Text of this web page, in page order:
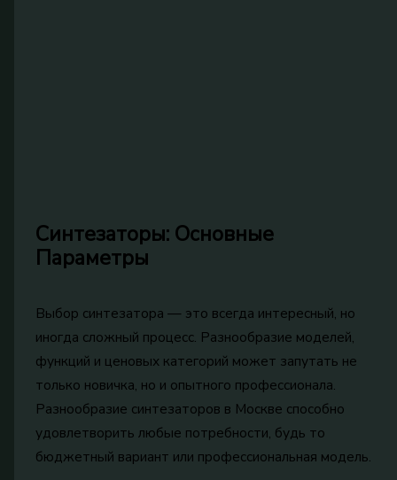
Синтезаторы: Основные
Параметры
Выбор синтезатора — это всегда интересный, но
иногда сложный процесс. Разнообразие моделей,
функций и ценовых категорий может запутать не
только новичка, но и опытного профессионала.
Разнообразие синтезаторов в Москве способно
удовлетворить любые потребности, будь то
бюджетный вариант или профессиональная модель.